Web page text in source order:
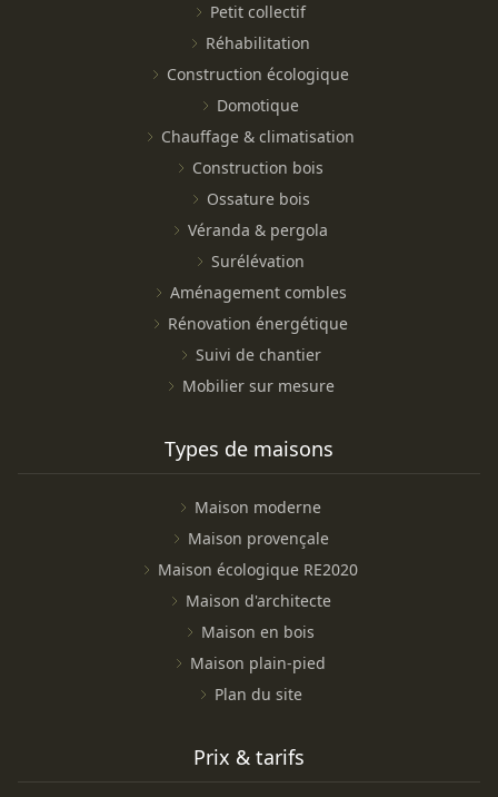
Petit collectif
Réhabilitation
Construction écologique
Domotique
Chauffage & climatisation
Construction bois
Ossature bois
Véranda & pergola
Surélévation
Aménagement combles
Rénovation énergétique
Suivi de chantier
Mobilier sur mesure
Types de maisons
Maison moderne
Maison provençale
Maison écologique RE2020
Maison d'architecte
Maison en bois
Maison plain-pied
Plan du site
Prix & tarifs